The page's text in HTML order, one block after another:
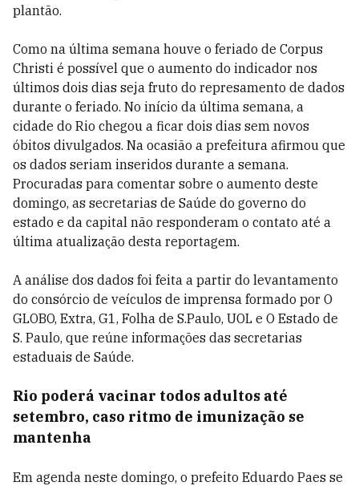
plantão.
Como na última semana houve o feriado de Corpus
Christi é possível que o aumento do indicador nos
últimos dois dias seja fruto do represamento de dados
durante o feriado. No início da última semana, a
cidade do Rio chegou a ficar dois dias sem novos
óbitos divulgados. Na ocasião a prefeitura afirmou que
os dados seriam inseridos durante a semana.
Procuradas para comentar sobre o aumento deste
domingo, as secretarias de Saúde do governo do
estado e da capital não responderam o contato até a
última atualização desta reportagem.
A análise dos dados foi feita a partir do levantamento
do consórcio de veículos de imprensa formado por O
GLOBO, Extra, G1, Folha de S.Paulo, UOL e O Estado de
S. Paulo, que reúne informações das secretarias
estaduais de Saúde.
Rio poderá vacinar todos adultos até
setembro, caso ritmo de imunização se
mantenha
Em agenda neste domingo, o prefeito Eduardo Paes se